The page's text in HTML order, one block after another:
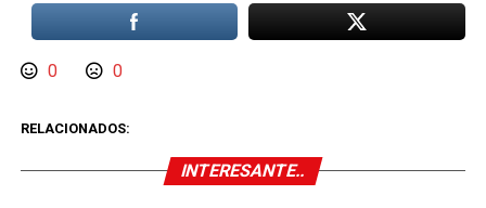
0 0
RELACIONADOS:
INTERESANTE..